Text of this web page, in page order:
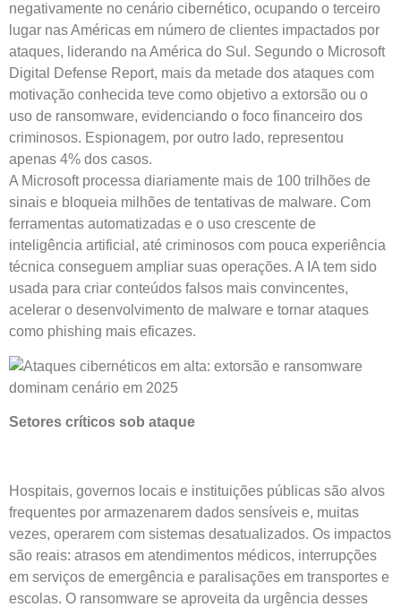
negativamente no cenário cibernético, ocupando o terceiro
lugar nas Américas em número de clientes impactados por
ataques, liderando na América do Sul. Segundo o Microsoft
Digital Defense Report, mais da metade dos ataques com
motivação conhecida teve como objetivo a extorsão ou o
uso de ransomware, evidenciando o foco financeiro dos
criminosos. Espionagem, por outro lado, representou
apenas 4% dos casos.
A Microsoft processa diariamente mais de 100 trilhões de
sinais e bloqueia milhões de tentativas de malware. Com
ferramentas automatizadas e o uso crescente de
inteligência artificial, até criminosos com pouca experiência
técnica conseguem ampliar suas operações. A IA tem sido
usada para criar conteúdos falsos mais convincentes,
acelerar o desenvolvimento de malware e tornar ataques
como phishing mais eficazes.
Setores críticos sob ataque
Hospitais, governos locais e instituições públicas são alvos
frequentes por armazenarem dados sensíveis e, muitas
vezes, operarem com sistemas desatualizados. Os impactos
são reais: atrasos em atendimentos médicos, interrupções
em serviços de emergência e paralisações em transportes e
escolas. O ransomware se aproveita da urgência desses